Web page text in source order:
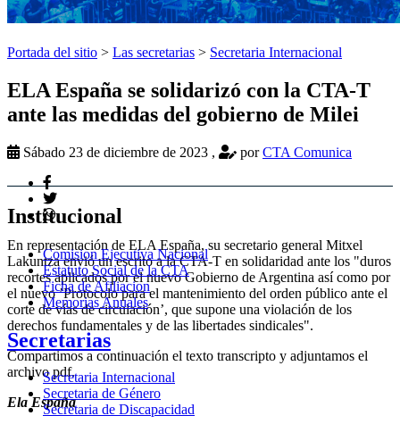
Portada del sitio > Las secretarias > Secretaria Internacional
ELA España se solidarizó con la CTA-T
ante las medidas del gobierno de Milei
Sábado 23 de diciembre de 2023 , porCTA Comunica
En representación de ELA España, su secretario general Mitxel
Lakuntza envió un escrito a la CTA-T en solidaridad ante los "duros
recortes aplicados por el nuevo Gobierno de Argentina así como por
el nuevo ’Protocolo para el mantenimiento del orden público ante el
corte de vías de circulación’, que supone una violación de los
derechos fundamentales y de las libertades sindicales".
Compartimos a continuación el texto transcripto y adjuntamos el
archivo pdf.
Ela España
Institucional
Comision Ejecutiva Nacional
Estatuto Social de la CTA
Ficha de Afiliacion
Memorias Anuales
Secretarias
Secretaria Internacional
Secretaria de Género
Secretaria de Discapacidad